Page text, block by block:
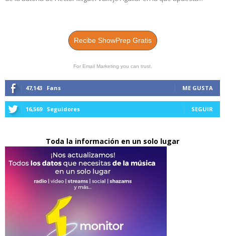
Recibe ShowPrep Gratis
For Email Marketing you can trust.
47,143 Fans ME GUSTA
16,569 Seguidores SEGUIR
Toda la información en un solo lugar